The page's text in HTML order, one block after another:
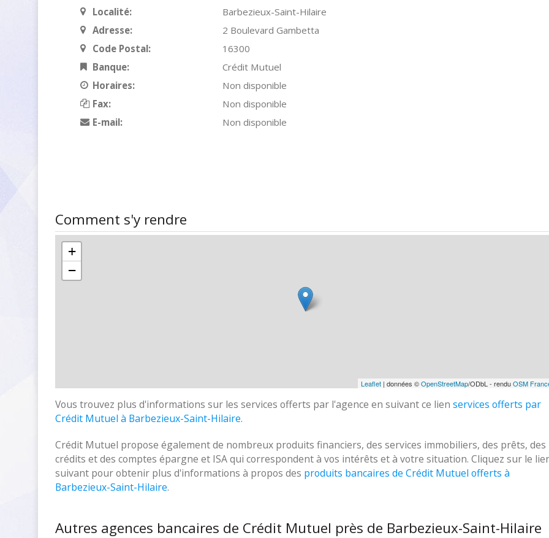
Localité:
Barbezieux-Saint-Hilaire
Adresse:
2 Boulevard Gambetta
Code Postal:
16300
Banque:
Crédit Mutuel
Horaires:
Non disponible
Fax:
Non disponible
E-mail:
Non disponible
Comment s'y rendre
+
−
Leaflet| données ©OpenStreetMap/ODbL - renduOSM
Vous trouvez plus d'informations sur les services offerts par l'agence en suivant ce lien services offerts par
Crédit Mutuel à Barbezieux-Saint-Hilaire.
Crédit Mutuel propose également de nombreux produits financiers, des services immobiliers, des prêts, des
crédits et des comptes épargne et ISA qui correspondent à vos intérêts et à votre situation. Cliquez sur le
suivant pour obtenir plus d'informations à propos des produits bancaires de Crédit Mutuel offerts à
Barbezieux-Saint-Hilaire.
Autres agences bancaires de Crédit Mutuel près de Barbezieux-Saint-Hilaire